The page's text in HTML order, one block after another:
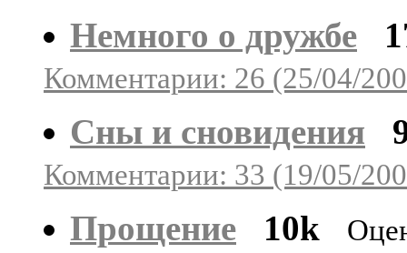
Немного о дружбе
Комментарии: 26 (25/04/
Сны и сновидения
Комментарии: 33 (19/05/
Прощение 10k